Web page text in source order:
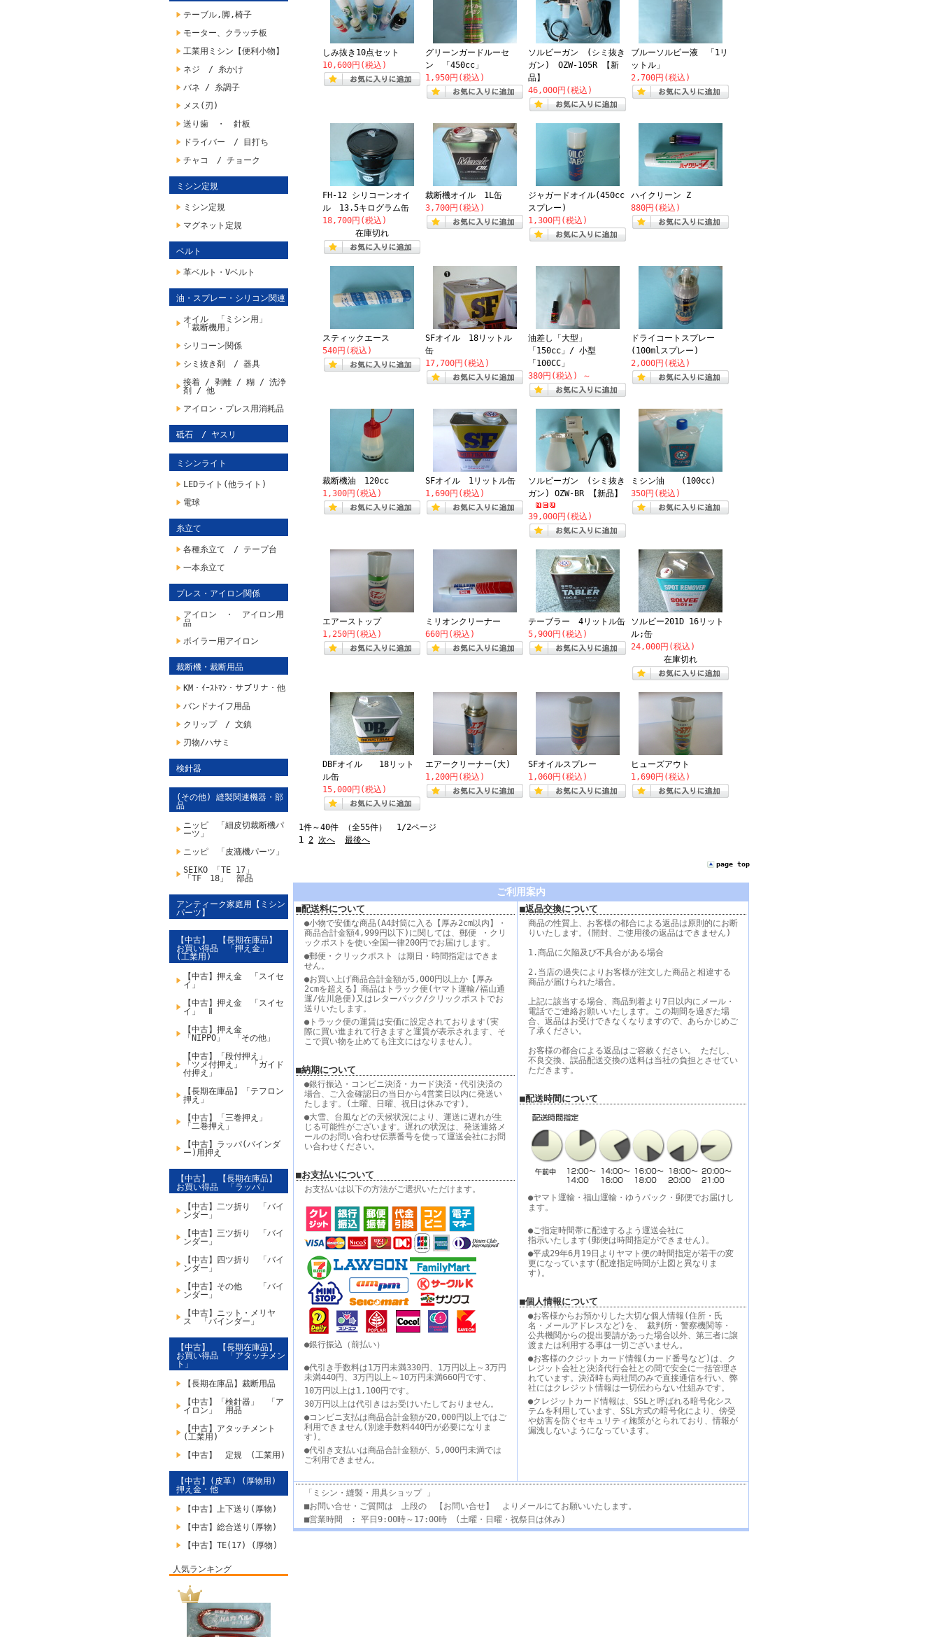
テーブル,脚,椅子
モーター、クラッチ板
工業用ミシン【便利小物】
ネジ / 糸かけ
バネ / 糸調子
メス(刃)
送り歯 ・ 針板
ドライバー / 目打ち
チャコ / チョーク
ミシン定規
ミシン定規
マグネット定規
ベルト
革ベルト・Vベルト
油・スプレー・シリコン関連
オイル 「ミシン用」
「裁断機用」
シリコーン関係
シミ抜き剤 / 器具
接着 / 剥離 / 糊 / 洗浄
剤 / 他
アイロン・プレス用消耗品
砥石 / ヤスリ
ミシンライト
LEDライト(他ライト)
電球
糸立て
各種糸立て / テープ台
一本糸立て
プレス・アイロン関係
アイロン ・ アイロン用
品
ボイラー用アイロン
裁断機・裁断用品
KM・ｲｰｽﾄﾏﾝ・サプリナ・他
バンドナイフ用品
クリップ / 文鎮
刃物/ハサミ
検針器
(その他) 縫製関連機器・部
品
ニッピ 「細皮切裁断機パ
ーツ」
ニッピ 「皮漉機パーツ」
SEIKO 「TE 17」
「TF 18」 部品
アンティーク家庭用【ミシン
パーツ】
【中古】 【長期在庫品】
お買い得品 「押え金」
(工業用)
【中古】押え金 「スイセ
イ」
【中古】押え金 「スイセ
イ」 Ⅱ
【中古】押え金
「NIPPO」 「その他」
【中古】「段付押え」
「ツメ付押え」 「ガイド
付押え」
【長期在庫品】「テフロン
押え」
【中古】「三巻押え」
「二巻押え」
【中古】ラッパ(バインダ
ー)用押え
【中古】 【長期在庫品】
お買い得品 「ラッパ」
【中古】二ツ折り 「バイ
ンダー」
【中古】三ツ折り 「バイ
ンダー」
【中古】四ツ折り 「バイ
ンダー」
【中古】その他 「バイ
ンダー」
【中古】ニット・メリヤ
ス 「バインダー」
【中古】 【長期在庫品】
お買い得品 「アタッチメン
ト」
【長期在庫品】裁断用品
【中古】「検針器」 「ア
イロン」 用品
【中古】アタッチメント
(工業用)
【中古】 定規 (工業用)
【中古】(皮革) (厚物用)
押え金・他
【中古】上下送り(厚物)
【中古】総合送り(厚物)
【中古】TE(17) (厚物)
人気ランキング
しみ抜き10点セット
10,600円(税込)
グリーンガードルーセ
ン 「450cc」
1,950円(税込)
ソルビーガン (シミ抜き
ガン) OZW-105R 【新
品】
46,000円(税込)
ブルーソルビー液 「1リ
ットル」
2,700円(税込)
FH-12 シリコーンオイ
ル 13.5キログラム缶
18,700円(税込)
在庫切れ
裁断機オイル 1L缶
3,700円(税込)
ジャガードオイル(450cc
スプレー)
1,300円(税込)
ハイクリーン Z
880円(税込)
スティックエース
540円(税込)
SFオイル 18リットル
缶
17,700円(税込)
油差し「大型」
「150cc」/ 小型
「100CC」
380円(税込)
～
ドライコートスプレー
(100mlスプレー)
2,000円(税込)
裁断機油 120cc
1,300円(税込)
SFオイル 1リットル缶
1,690円(税込)
ソルビーガン (シミ抜き
ガン) OZW-BR 【新品】
39,000円(税込)
ミシン油 (100cc)
350円(税込)
エアーストップ
1,250円(税込)
ミリオンクリーナー
660円(税込)
テーブラー 4リットル缶
5,900円(税込)
ソルビー201D 16リット
ル;缶
24,000円(税込)
在庫切れ
DBFオイル 18リット
ル缶
15,000円(税込)
エアークリーナー(大)
1,200円(税込)
SFオイルスプレー
1,060円(税込)
ヒューズアウト
1,690円(税込)
1件～40件 （全55件） 1/2ページ
1 2 次へ 最後へ
page top
ご利用案内
■配送料について
●小物で安価な商品(A4封筒に入る【厚み2cm以内】・
商品合計金額4,999円以下)に関しては、郵便 ・クリ
ックポストを使い全国一律200円でお届けします。
●郵便・クリックポスト は期日・時間指定はできま
せん。
●お買い上げ商品合計金額が5,000円以上か【厚み
2cmを超える】商品はトラック便(ヤマト運輸/福山通
運/佐川急便)又はレターパック/クリックポストでお
送りいたします。
●トラック便の運賃は安価に設定されております(実
際に買い進まれて行きますと運賃が表示されます、そ
こで買い物を止めても注文にはなりません)。
■納期について
●銀行振込・コンビニ決済・カード決済・代引決済の
場合、ご入金確認日の当日から4営業日以内に発送い
たします。(土曜、日曜、祝日は休みです)。
●大雪、台風などの天候状況により、運送に遅れが生
じる可能性がございます。遅れの状況は、発送連絡メ
ールのお問い合わせ伝票番号を使って運送会社にお問
い合わせください。
■お支払いについて
お支払いは以下の方法がご選択いただけます。
●銀行振込（前払い）
●代引き手数料は1万円未満330円、1万円以上～3万円
未満440円、3万円以上～10万円未満660円です、
10万円以上は1,100円です。
30万円以上は代引きはお受けいたしておりません。
●コンビニ支払は商品合計金額が20,000円以上ではご
利用できません(別途手数料440円が必要になりま
す)。
●代引き支払いは商品合計金額が、5,000円未満では
ご利用できません。
■返品交換について
商品の性質上、お客様の都合による返品は原則的にお断
りいたします。(開封、ご使用後の返品はできません)
1.商品に欠陥及び不具合がある場合
2.当店の過失によりお客様が注文した商品と相違する
商品が届けられた場合。
上記に該当する場合、商品到着より7日以内にメール・
電話でご連絡お願いいたします。この期間を過ぎた場
合、返品はお受けできなくなりますので、あらかじめご
了承ください。
お客様の都合による返品はご容赦ください。 ただし、
不良交換、誤品配送交換の送料は当社の負担とさせてい
ただきます。
■配送時間について
●ヤマト運輸・福山運輸・ゆうパック・郵便でお届けし
ます。
●ご指定時間帯に配達するよう運送会社に
指示いたします(郵便は時間指定ができません)。
●平成29年6月19日よりヤマト便の時間指定が若干の変
更になっています(配達指定時間が上図と異なりま
す)。
■個人情報について
●お客様からお預かりした大切な個人情報(住所・氏
名・メールアドレスなど)を、 裁判所・警察機関等・
公共機関からの提出要請があった場合以外、第三者に譲
渡または利用する事は一切ございません。
●お客様のクジットカード情報(カード番号など)は、ク
レジット会社と決済代行会社との間で安全に一括管理さ
れています。決済時も両社間のみで直接通信を行い、弊
社にはクレジット情報は一切伝わらない仕組みです。
●クレジットカード情報は、SSLと呼ばれる暗号化シス
テムを利用しています、SSL方式の暗号化により、傍受
や妨害を防ぐセキュリティ施策がとられており、情報が
漏洩しないようになっています。
「ミシン・縫製・用具ショップ 」
■お問い合せ・ご質問は 上段の 【お問い合せ】 よりメールにてお願いいたします。
■営業時間 : 平日9:00時～17:00時 (土曜・日曜・祝祭日は休み)